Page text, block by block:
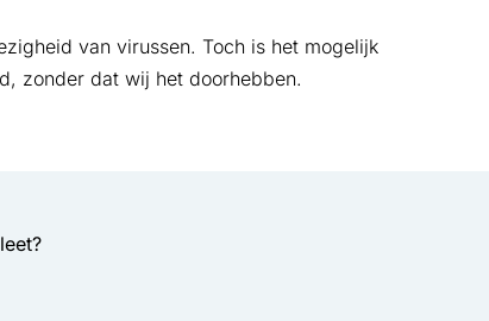
van virussen. Toch is het mogelijk
zonder dat wij het doorhebben.